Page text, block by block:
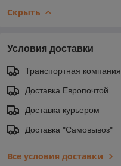
Скрыть
Условия доставки
Транспортная компания
Доставка Европочтой
Доставка курьером
Доставка "Самовывоз"
Все условия доставки